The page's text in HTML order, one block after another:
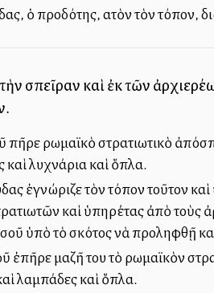
ὁ προδότης, αὐτὸν τὸν τόπον,
σπεῖραν καὶ ἐκ τῶν
ρωμαϊκὸ στρατιωτικὸ
καὶ λυχνάρια καὶ ὅπλα.
ἐγνώριζε τὸν τόπον τοῦτον
καὶ ὑπηρέτας ἀπὸ τοὺς
ὑπὸ τὸ σκότος νὰ προληφθῇ
μαζῆ του τὸ ρωμαϊκὸν
λαμπάδες καὶ ὅπλα.